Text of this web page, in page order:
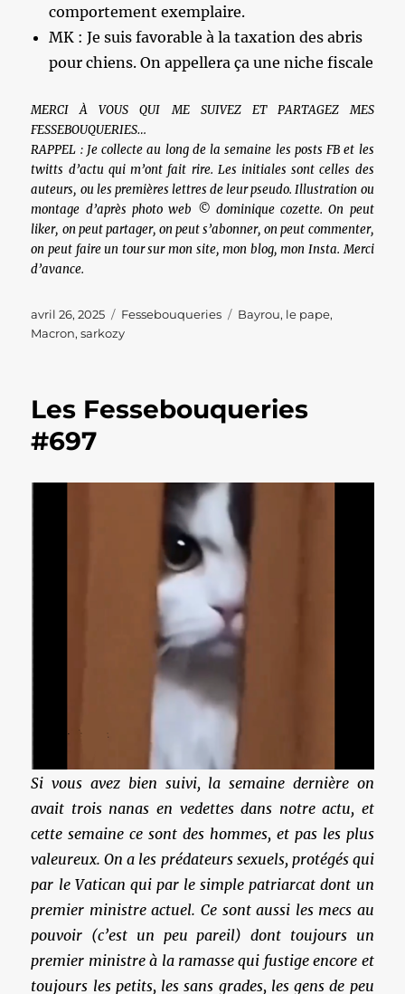
comportement exemplaire.
MK : Je suis favorable à la taxation des abris
pour chiens. On appellera ça une niche fiscale
MERCI À VOUS QUI ME SUIVEZ ET PARTAGEZ MES
FESSEBOUQUERIES…
RAPPEL : Je collecte au long de la semaine les posts FB et les
twitts d’actu qui m’ont fait rire. Les initiales sont celles des
auteurs, ou les premières lettres de leur pseudo. Illustration ou
montage d’après photo web © dominique cozette. On peut
liker, on peut partager, on peut s’abonner, on peut commenter,
on peut faire un tour sur mon site, mon blog, mon Insta. Merci
d’avance.
Publié
le
avril 26, 2025 Catégories
Fessebouqueries Étiquettes
Bayrou, le pape,
Macron,sarkozy
Les Fessebouqueries
#697
Si vous avez bien suivi, la semaine dernière on
avait trois nanas en vedettes dans notre actu, et
cette semaine ce sont des hommes, et pas les plus
valeureux. On a les prédateurs sexuels, protégés qui
par le Vatican qui par le simple patriarcat dont un
premier ministre actuel. Ce sont aussi les mecs au
pouvoir (c’est un peu pareil) dont toujours un
premier ministre à la ramasse qui fustige encore et
toujours les petits, les sans grades, les gens de peu